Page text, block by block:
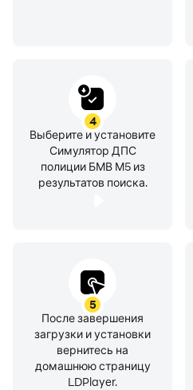
4
Выберите и установите
Симулятор ДПС
полиции БМВ М5 из
результатов поиска.
5
После завершения
загрузки и установки
вернитесь на
домашнюю страницу
LDPlayer.